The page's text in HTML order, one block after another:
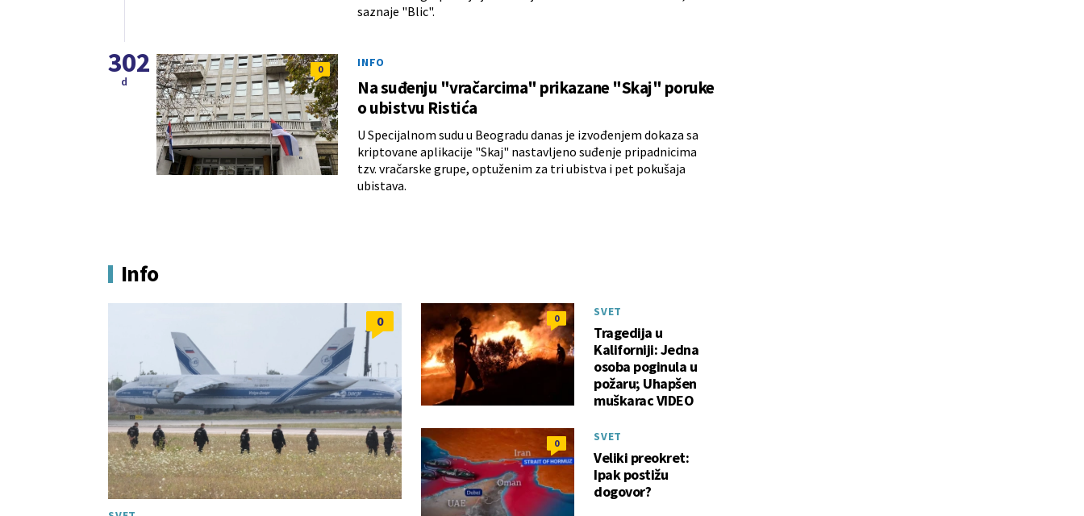
saznaje "Blic".
0 INFO
Na suđenju "vračarcima" prikazane "Skaj" poruke
o ubistvu Ristića
U Specijalnom sudu u Beogradu danas je izvođenjem dokaza sa
kriptovane aplikacije "Skaj" nastavljeno suđenje pripadnicima
tzv. vračarske grupe, optuženim za tri ubistva i pet pokušaja
ubistava.
302
d
Info
0 0 SVET
Tragedija u
Kaliforniji: Jedna
osoba poginula u
požaru; Uhapšen
muškarac VIDEO
0 SVET
Veliki preokret:
Ipak postižu
dogovor?